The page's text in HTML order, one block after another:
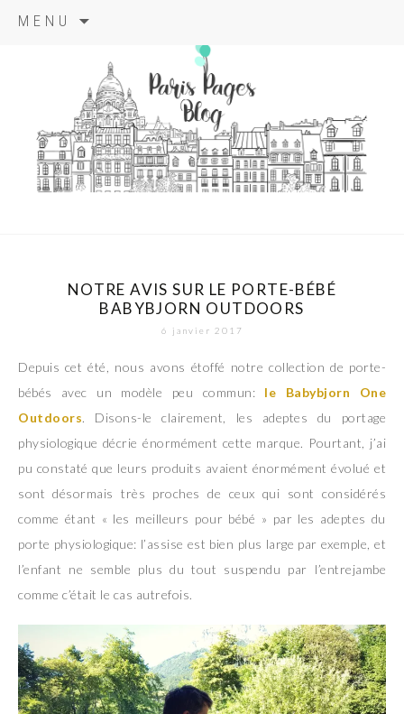
MENU
principal
paris pages
blog
NOTRE AVIS SUR LE PORTE-BÉBÉ
BABYBJORN OUTDOORS
6 janvier 2017
Depuis cet été, nous avons étoffé notre collection de porte-
bébés avec un modèle peu commun: le Babybjorn One
Outdoors. Disons-le clairement, les adeptes du portage
physiologique décrie énormément cette marque. Pourtant, j’ai
pu constaté que leurs produits avaient énormément évolué et
sont désormais très proches de ceux qui sont considérés
comme étant « les meilleurs pour bébé » par les adeptes du
porte physiologique: l’assise est bien plus large par exemple, et
l’enfant ne semble plus du tout suspendu par l’entrejambe
comme c’était le cas autrefois.